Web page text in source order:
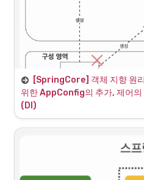
기존 코드의 문제
이 있다. 아래 작성한 기존 코드는 각
할인 정책을 변경하려고 코드를 변경
[SpringCore] 객체 지향 원
위한 AppConfig의 추가, 제어
(DI)